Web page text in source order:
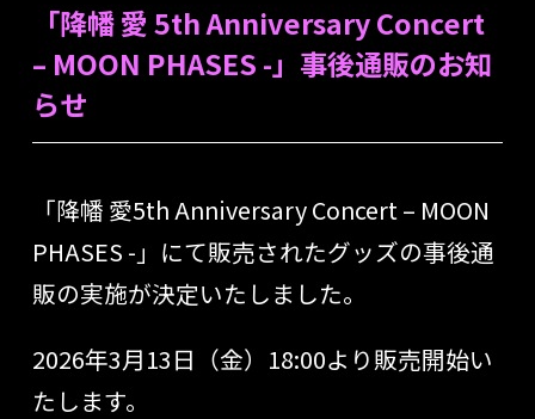
「降幡 愛 5th Anniversary Concert
– MOON PHASES -」事後通販のお知
らせ
「降幡 愛5th Anniversary Concert – MOON
PHASES -」にて販売されたグッズの事後通
販の実施が決定いたしました。
2026年3月13日（金）18:00より販売開始い
たします。